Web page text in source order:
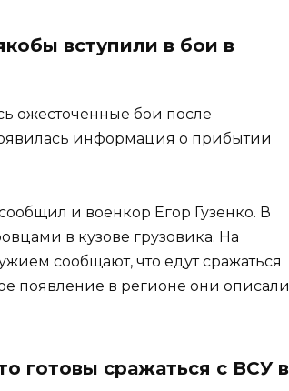
вступили в бои в
ожесточенные бои после
информация о прибытии
и военкор Егор Гузенко. В
в кузове грузовика. На
сообщают, что едут сражаться
появление в регионе они описали
готовы сражаться с ВСУ в